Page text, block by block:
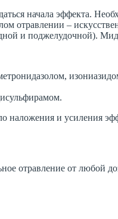
начала эффекта.
отравлении –
и поджелудочной).
наложения и усиления
отравление от любой